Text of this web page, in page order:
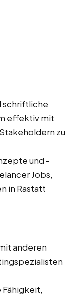
schriftliche
effektiv mit
zu
und -
Jobs,
in Rastatt
anderen